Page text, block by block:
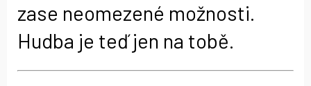
zase neomezené možnosti.
Hudba je teď jen na tobě.